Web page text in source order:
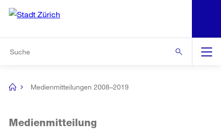
Navigation
[no
Medienmitteilungen 2008–2019
Medienmitteilung